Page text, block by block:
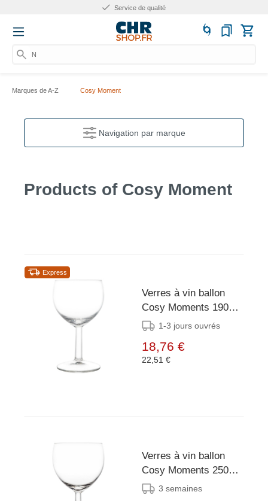
Service de qualité
Nu
Marques de A-Z Cosy Moment
Navigation par marque
Products of Cosy Moment
Express
Verres à vin ballon
Cosy Moments 190ml
(lot de 12)
1-3 jours ouvrés
18,76 €
22,51 €
Verres à vin ballon
Cosy Moments 250ml
(lot de 12)
3 semaines